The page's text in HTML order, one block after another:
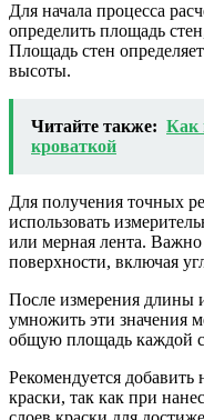
Для начала процесса
определить площадь
Площадь стен
высоты.
Читайте также: Как
кроваткой
Для получения точных
использовать
или мерная лента. Важно
поверхности, включая
После измерения длины
умножить эти значения
общую площадь каждой
Рекомендуется добавить
краски, так как при